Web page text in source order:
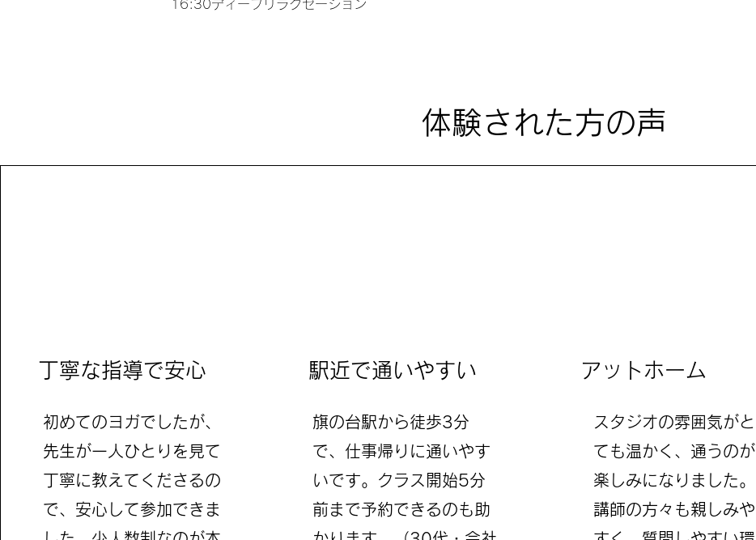
​16:30ディープリラクゼーション
​体験された方の声
​丁寧な指導で安心
初めてのヨガでしたが、
先生が一人ひとりを見て
丁寧に教えてくださるの
で、安心して参加できま
駅近で通いやすい
​旗の台駅から徒歩3分
で、仕事帰りに通いやす
いです。クラス開始5分
前まで予約できるのも助
アットホーム
スタジオの雰囲気がと
ても温かく、通うのが
楽しみになりました。
講師の方々も親しみや